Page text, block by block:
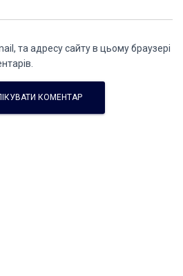
та адресу сайту в цьому браузері